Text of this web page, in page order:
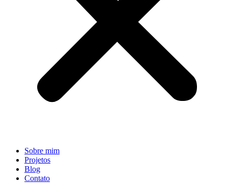
Sobre mim
Projetos
Blog
Contato